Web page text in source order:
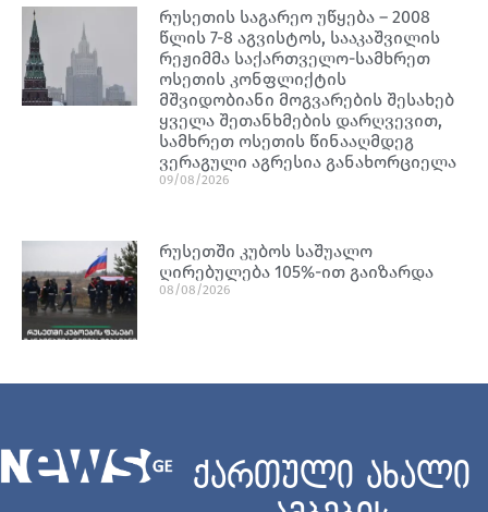
რუსეთის საგარეო უწყება – 2008
წლის 7-8 აგვისტოს, სააკაშვილის
რეჟიმმა საქართველო-სამხრეთ
ოსეთის კონფლიქტის
მშვიდობიანი მოგვარების შესახებ
ყველა შეთანხმების დარღვევით,
სამხრეთ ოსეთის წინააღმდეგ
ვერაგული აგრესია განახორციელა
09/08/2026
რუსეთში კუბოს საშუალო
ღირებულება 105%-ით გაიზარდა
08/08/2026
ქართული ახალი